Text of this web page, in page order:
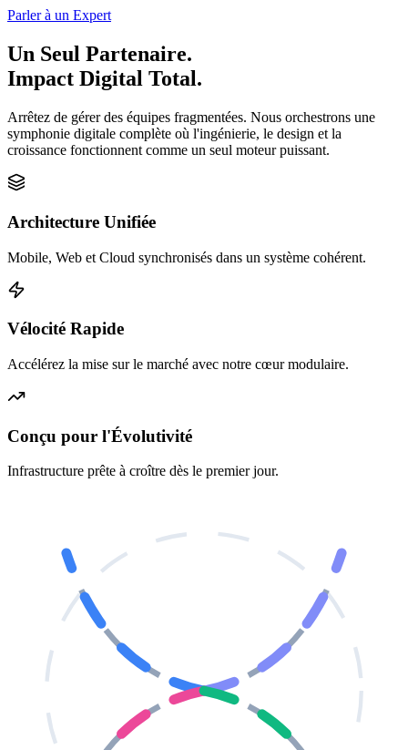
Parler à un Expert
Un Seul Partenaire.
Impact Digital Total.
Arrêtez de gérer des équipes fragmentées. Nous orchestrons une
symphonie digitale complète où l'ingénierie, le design et la
croissance fonctionnent comme un seul moteur puissant.
Architecture Unifiée
Mobile, Web et Cloud synchronisés dans un système cohérent.
Vélocité Rapide
Accélérez la mise sur le marché avec notre cœur modulaire.
Conçu pour l'Évolutivité
Infrastructure prête à croître dès le premier jour.